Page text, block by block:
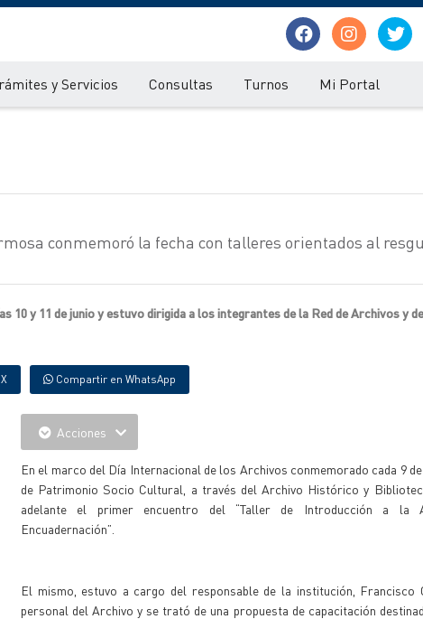
y Servicios Consultas Turnos Mi Portal
conmemoró la fecha con talleres orientados al
10 y 11 de junio y estuvo dirigida a los integrantes de la Red de Archivos y
Compartir en WhatsApp
Acciones
En el marco del Día Internacional de los Archivos conmemorado cada 9
de Patrimonio Socio Cultural, a través del Archivo Histórico y
adelante el primer encuentro del “Taller de Introducción a la
Encuadernación”.
El mismo, estuvo a cargo del responsable de la institución, Francisco
personal del Archivo y se trató de una propuesta de capacitación